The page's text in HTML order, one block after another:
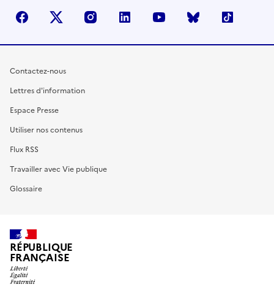
facebook X (anciennement Twitter)
instagramlinkedin youtube Bluesky
Contactez-nous
Lettres d'information
Espace Presse
Utiliser nos contenus
Flux RSS
Travailler avec Vie publique
Glossaire
RÉPUBLIQUE
FRANÇAISE